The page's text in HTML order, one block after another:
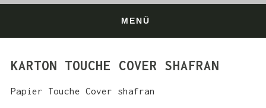
MENÜ
KARTON TOUCHE COVER SHAFRAN
Papier Touche Cover shafran